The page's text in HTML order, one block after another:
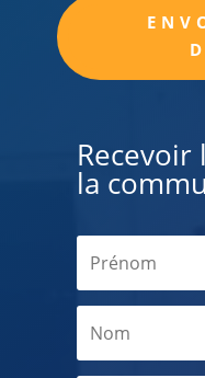
Alternative:
Recevoir
la